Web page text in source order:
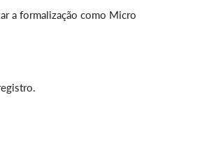
a formalização como Micro